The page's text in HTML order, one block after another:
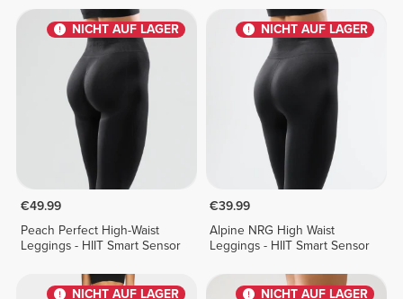
NICHT AUF LAGER
€49.99
Peach Perfect High-Waist
Leggings - HIIT Smart Sensor
NICHT AUF LAGER
€39.99
Alpine NRG High Waist
Leggings - HIIT Smart Sensor
NICHT AUF LAGER NICHT AUF LAGER